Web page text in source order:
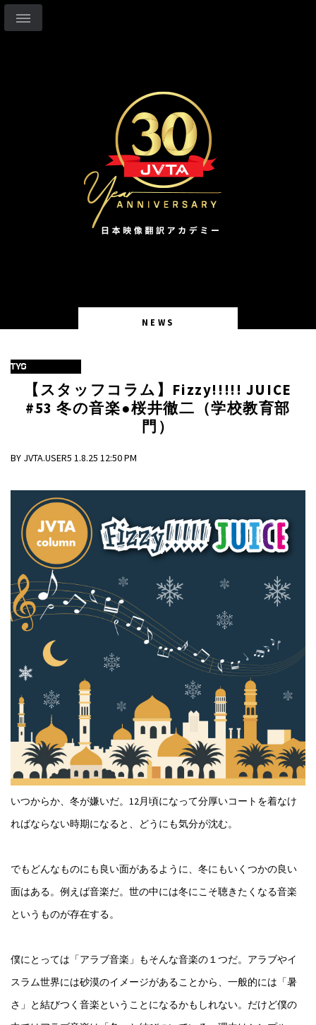
NEWS
TYO
【スタッフコラム】Fizzy!!!!! JUICE
#53 冬の音楽●桜井徹二（学校教育部
門）
BY JVTA.USER5 1.8.25 12:50 PM
いつからか、冬が嫌いだ。12月頃になって分厚いコートを着なけ
ればならない時期になると、どうにも気分が沈む。
でもどんなものにも良い面があるように、冬にもいくつかの良い
面はある。例えば音楽だ。世の中には冬にこそ聴きたくなる音楽
というものが存在する。
僕にとっては「アラブ音楽」もそんな音楽の１つだ。アラブやイ
スラム世界には砂漠のイメージがあることから、一般的には「暑
さ」と結びつく音楽ということになるかもしれない。だけど僕の